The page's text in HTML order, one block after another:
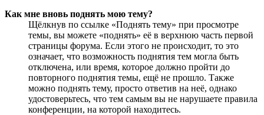
Как мне вновь поднять мою тему?
Щёлкнув по ссылке «Поднять тему» при просмотре
темы, вы можете «поднять» её в верхнюю часть первой
страницы форума. Если этого не происходит, то это
означает, что возможность поднятия тем могла быть
отключена, или время, которое должно пройти до
повторного поднятия темы, ещё не прошло. Также
можно поднять тему, просто ответив на неё, однако
удостоверьтесь, что тем самым вы не нарушаете правила
конференции, на которой находитесь.